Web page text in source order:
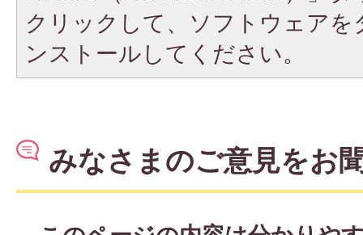
クリックして、ソフトウェア
ンストールしてください。
みなさまのご意見をお